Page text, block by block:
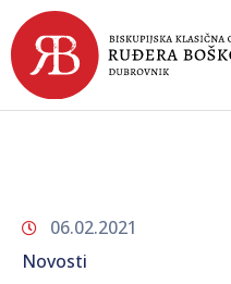
POČETNA
DOKUMENTI
06.02.2021
Novosti